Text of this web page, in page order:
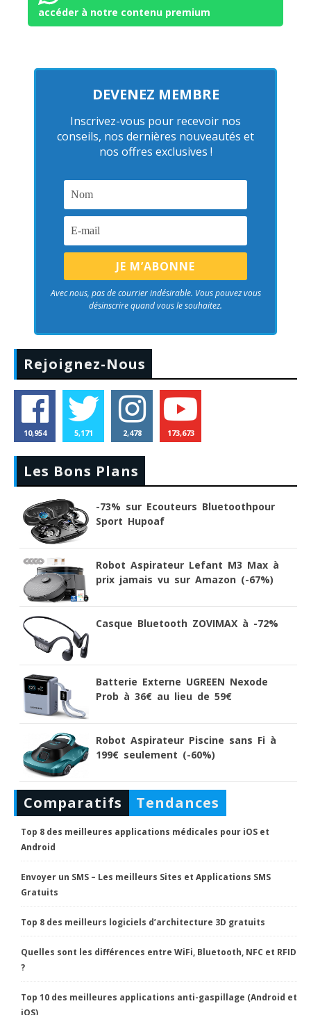
accéder à notre contenu premium
DEVENEZ MEMBRE
Inscrivez-vous pour recevoir nos
conseils, nos dernières nouveautés et
nos offres exclusives !
Avec nous, pas de courrier indésirable. Vous pouvez vous
désinscrire quand vous le souhaitez.
Rejoignez-Nous
10,954 5,171 2,478 173,673
Les Bons Plans
-73% sur Ecouteurs Bluetoothpour
Sport Hupoaf
Robot Aspirateur Lefant M3 Max à
prix jamais vu sur Amazon (-67%)
Casque Bluetooth ZOVIMAX à -72%
Batterie Externe UGREEN Nexode
Prob à 36€ au lieu de 59€
Robot Aspirateur Piscine sans Fi à
199€ seulement (-60%)
Comparatifs Tendances
Top 8 des meilleures applications médicales pour iOS et
Android
Envoyer un SMS – Les meilleurs Sites et Applications SMS
Gratuits
Top 8 des meilleurs logiciels d’architecture 3D gratuits
Quelles sont les différences entre WiFi, Bluetooth, NFC et RFID
?
Top 10 des meilleures applications anti-gaspillage (Android et
iOS)